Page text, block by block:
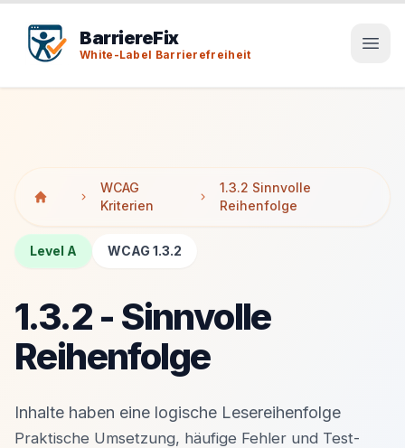
BarriereFix
White-Label Barrierefreiheit
WCAG
Kriterien
1.3.2 Sinnvolle
Reihenfolge
Level A WCAG 1.3.2
1.3.2 - Sinnvolle
Reihenfolge
Inhalte haben eine logische Lesereihenfolge
Praktische Umsetzung, häufige Fehler und Test-